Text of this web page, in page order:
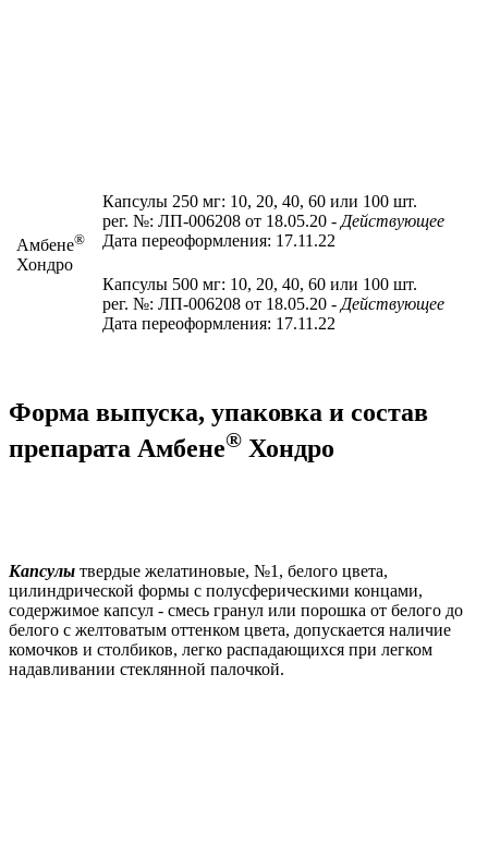
Амбене®
Хондро
Капсулы 250 мг: 10, 20, 40, 60 или 100 шт.
рег. №: ЛП-006208 от 18.05.20 - Действующее
Дата переоформления: 17.11.22
Капсулы 500 мг: 10, 20, 40, 60 или 100 шт.
рег. №: ЛП-006208 от 18.05.20 - Действующее
Дата переоформления: 17.11.22
Форма выпуска, упаковка и состав
препарата Амбене® Хондро
Капсулы твердые желатиновые, №1, белого цвета,
цилиндрической формы с полусферическими концами,
содержимое капсул - смесь гранул или порошка от белого до
белого с желтоватым оттенком цвета, допускается наличие
комочков и столбиков, легко распадающихся при легком
надавливании стеклянной палочкой.